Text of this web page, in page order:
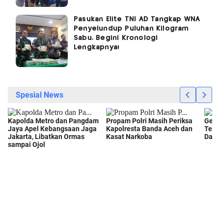
Pasukan Elite TNI AD Tangkap WNA
Penyelundup Puluhan Kilogram
Sabu, Begini Kronologi
Lengkapnya!